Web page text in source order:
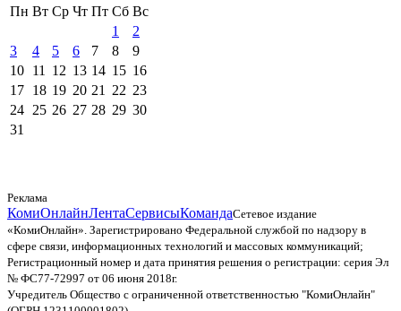
Пн Вт Ср Чт Пт Сб Вс
1
2
3
4 5 6 7 8
9
10 11 12 13 14 15 16
17 18 19 20 21 22 23
24 25 26 27 28 29 30
31
Реклама
КомиОнлайнЛентаСервисыКомандаСетевое издание
«КомиОнлайн». Зарегистрировано Федеральной службой по надзору в
сфере связи, информационных технологий и массовых коммуникаций;
Регистрационный номер и дата принятия решения о регистрации: серия Эл
№ ФС77-72997 от 06 июня 2018г.
Учредитель Общество с ограниченной ответственностью "КомиОнлайн"